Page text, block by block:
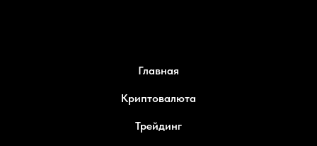
Главная
Криптовалюта
Трейдинг